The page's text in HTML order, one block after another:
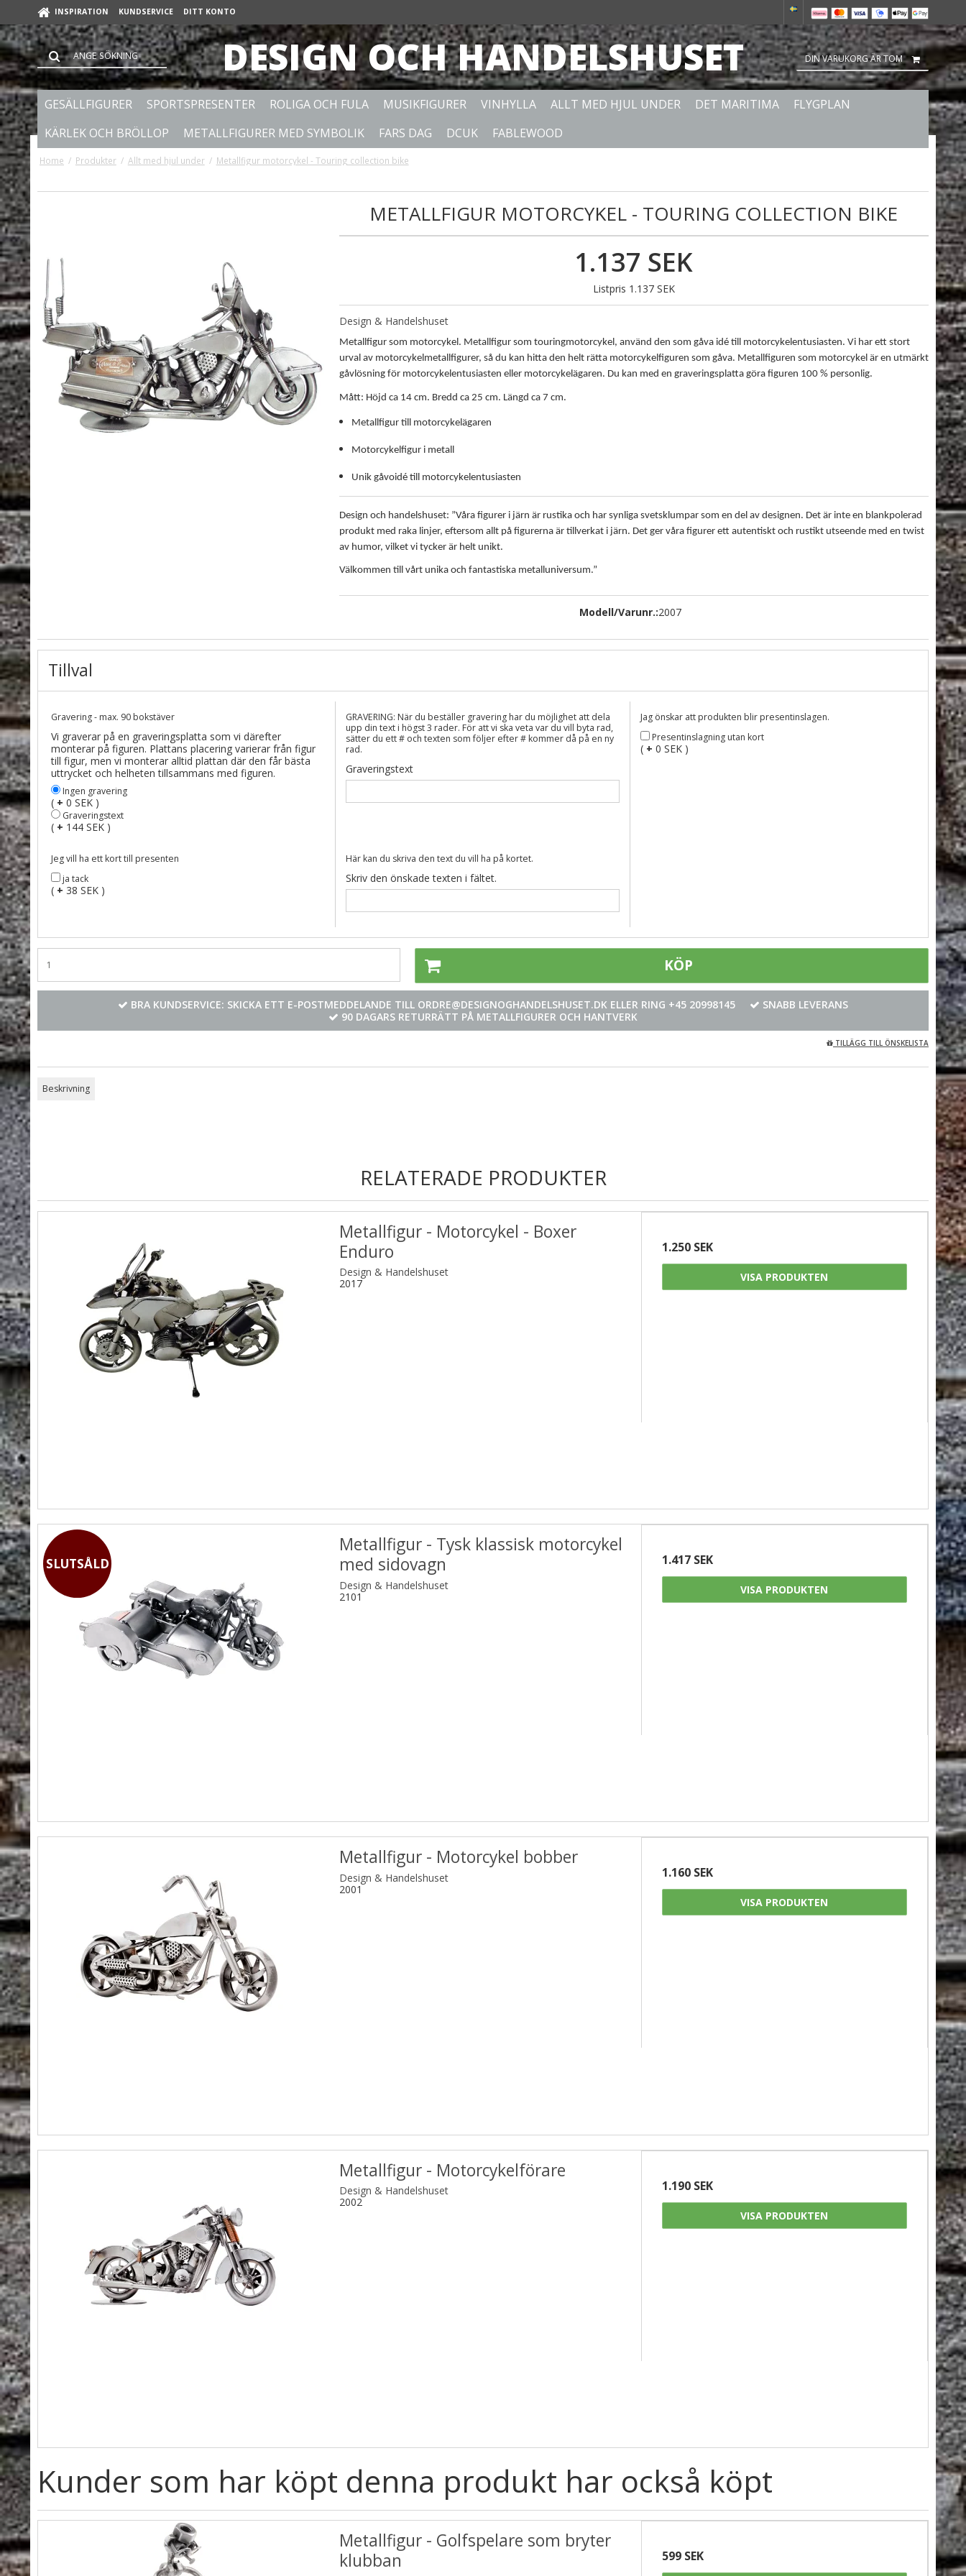
INSPIRATION KUNDSERVICE DITT KONTO
DESIGN OCH HANDELSHUSET DIN VARUKORG ÄR TOM
GESÄLLFIGURER SPORTSPRESENTER ROLIGA OCH FULA MUSIKFIGURER VINHYLLA ALLT MED HJUL UNDER DET MARITIMA
FLYGPLAN
KÄRLEK OCH BRÖLLOP
METALLFIGURER MED SYMBOLIK FARS DAG DCUK FABLEWOOD
Home / Produkter / Allt med hjul under / Metallfigur motorcykel - Touring collection bike
METALLFIGUR MOTORCYKEL - TOURING COLLECTION BIKE
1.137 SEK
Listpris 1.137 SEK
Design & Handelshuset
Metallfigur som motorcykel. Metallfigur som touringmotorcykel, använd den som gåva idé till motorcykelentusiasten. Vi har ett stort
urval av motorcykelmetallfigurer, så du kan hitta den helt rätta motorcykelfiguren som gåva. Metallfiguren som motorcykel är en utmärkt
gåvlösning för motorcykelentusiasten eller motorcykelägaren. Du kan med en graveringsplatta göra figuren 100 % personlig.
Mått: Höjd ca 14 cm. Bredd ca 25 cm. Längd ca 7 cm.
Metallfigur till motorcykelägaren
Motorcykelfigur i metall
Unik gåvoidé till motorcykelentusiasten
Design och handelshuset: ”Våra figurer i järn är rustika och har synliga svetsklumpar som en del av designen. Det är inte en blankpolerad
produkt med raka linjer, eftersom allt på figurerna är tillverkat i järn. Det ger våra figurer ett autentiskt och rustikt utseende med en twist
av humor, vilket vi tycker är helt unikt.
Välkommen till vårt unika och fantastiska metalluniversum.”
Modell/Varunr.:2007
Tillval
Gravering - max. 90 bokstäver
Vi graverar på en graveringsplatta som vi därefter
monterar på figuren. Plattans placering varierar från figur
till figur, men vi monterar alltid plattan där den får bästa
uttrycket och helheten tillsammans med figuren.
Ingen gravering
( + 0 SEK )
Graveringstext
( + 144 SEK )
GRAVERING: När du beställer gravering har du möjlighet att dela
upp din text i högst 3 rader. För att vi ska veta var du vill byta rad,
sätter du ett # och texten som följer efter # kommer då på en ny
rad.
Graveringstext
Jag önskar att produkten blir presentinslagen.
Presentinslagning utan kort
( + 0 SEK )
Jeg vill ha ett kort till presenten
ja tack
( + 38 SEK )
Här kan du skriva den text du vill ha på kortet.
Skriv den önskade texten i fältet.
KÖP
BRA KUNDSERVICE: SKICKA ETT E-POSTMEDDELANDE TILL ORDRE@DESIGNOGHANDELSHUSET.DK ELLER RING +45 20998145
SNABB LEVERANS
90 DAGARS RETURRÄTT PÅ METALLFIGURER OCH HANTVERK
TILLÄGG TILL ÖNSKELISTA
Beskrivning
RELATERADE PRODUKTER
Metallfigur - Motorcykel - Boxer
Enduro
Design & Handelshuset
2017
1.250 SEK
VISA PRODUKTEN
SLUTSÅLD
Metallfigur - Tysk klassisk motorcykel
med sidovagn
Design & Handelshuset
2101
1.417 SEK
VISA PRODUKTEN
Metallfigur - Motorcykel bobber
Design & Handelshuset
2001
1.160 SEK
VISA PRODUKTEN
Metallfigur - Motorcykelförare
Design & Handelshuset
2002
1.190 SEK
VISA PRODUKTEN
Kunder som har köpt denna produkt har också köpt
Metallfigur - Golfspelare som bryter
klubban
599 SEK